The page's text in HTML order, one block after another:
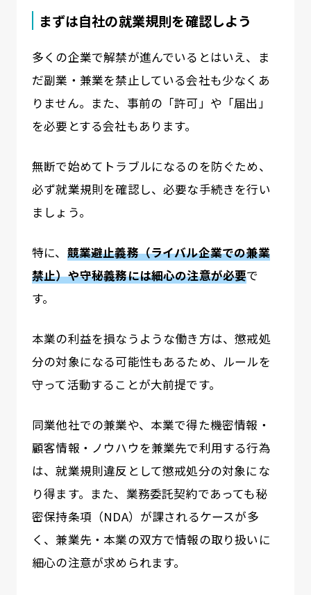
まずは自社の就業規則を確認しよう
多くの企業で解禁が進んでいるとはいえ、ま
だ副業・兼業を禁止している会社も少なくあ
りません。また、事前の「許可」や「届出」
を必要とする会社もあります。
無断で始めてトラブルになるのを防ぐため、
必ず就業規則を確認し、必要な手続きを行い
ましょう。
特に、 競業避止義務（ライバル企業での兼業
禁止）や守秘義務には細心の注意が必要で
す。
本業の利益を損なうような働き方は、懲戒処
分の対象になる可能性もあるため、ルールを
守って活動することが大前提です。
同業他社での兼業や、本業で得た機密情報・
顧客情報・ノウハウを兼業先で利用する行為
は、就業規則違反として懲戒処分の対象にな
り得ます。また、業務委託契約であっても秘
密保持条項（NDA）が課されるケースが多
く、兼業先・本業の双方で情報の取り扱いに
細心の注意が求められます。